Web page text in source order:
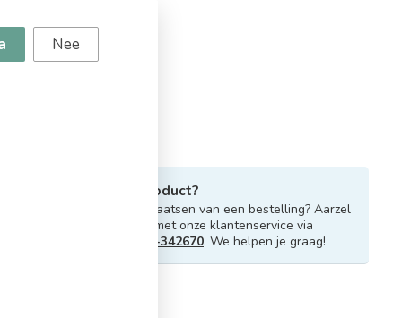
€94,95!
je vragen over dit product?
heb je hulp nodig bij het plaatsen van een bestelling? Aarzel
om contact op te nemen met onze klantenservice via
0492-342670. We helpen je graag!
Nee